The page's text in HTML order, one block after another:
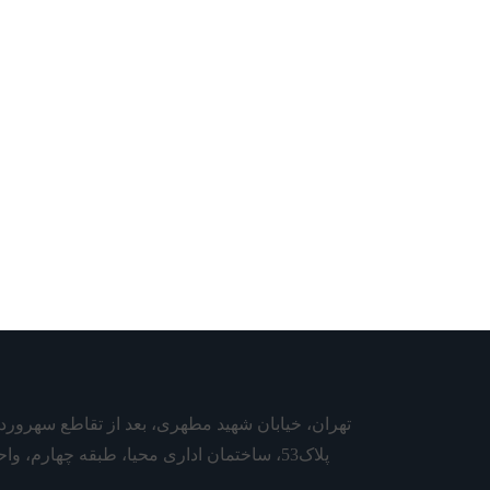
تهران، خیابان شهید مطهری، بعد از تقاطع
پلاک53، ساختمان اداری محیا، طبقه چهارم، واحد4